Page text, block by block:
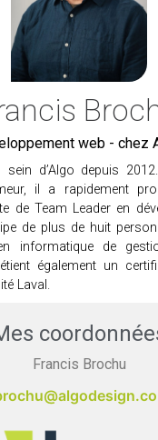
web - chez
d’Algo depuis
il a rapidement
de Team Leader en
de plus de huit
informatique de
également un
Laval.
Francis Brochu